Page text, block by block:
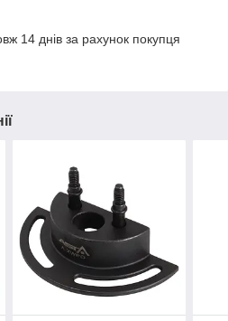
14 днів за рахунок покупця